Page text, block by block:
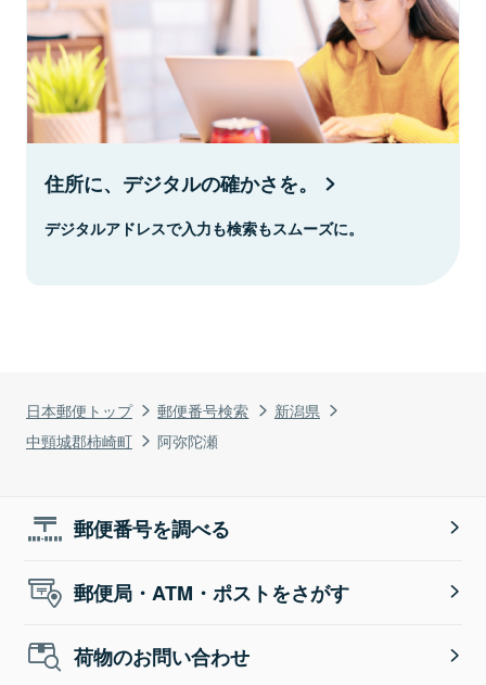
日本郵便トップ 郵便番号検索
新潟県
中頸城郡柿崎町
阿弥陀瀬
住所に、デジタルの確かさを。
デジタルアドレスで入力も検索もスムーズに。
郵便番号を調べる
郵便局・ATM・ポストをさがす
荷物のお問い合わせ